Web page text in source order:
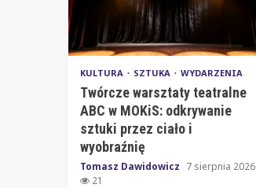
KULTURA SZTUKA WYDARZENIA
Twórcze warsztaty teatralne
ABC w MOKiS: odkrywanie
sztuki przez ciało i
wyobraźnię
Tomasz Dawidowicz 7 sierpnia 2026
21